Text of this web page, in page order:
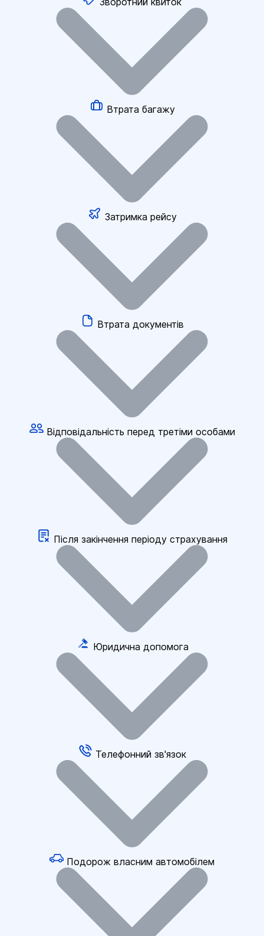
Втрата багажу
Затримка рейсу
Втрата документів
Відповідальність перед третіми особами
Після закінчення періоду страхування
Юридична допомога
Телефонний зв'язок
Подорож власним автомобілем